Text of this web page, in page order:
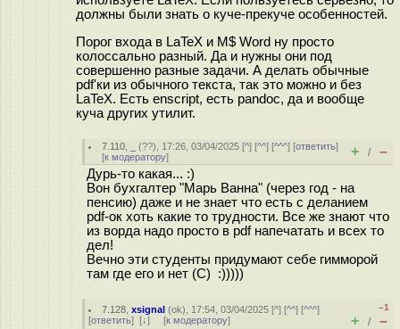
должны были знать о куче-прекуче особенностей.
Порог входа в LaTeX и M$ Word ну просто
колоссально разный. Да и нужны они под
совершенно разные задачи. А делать обычные
pdf'ки из обычного текста, так это можно и без
LaTeX. Есть enscript, есть pandoc, да и вообще
куча других утилит.
7.110 (??), 17:26, 03/04/2025 [^] [^^] [^^^] [ответить]
[к модератору] + / –
Дурь-то какая... :)
Вон бухгалтер "Марь Ванна" (через год - на
пенсию) даже и не знает что есть с деланием
pdf-ок хоть какие то трудности. Все же знают что
из ворда надо просто в pdf напечатать и всех то
дел!
Вечно эти студенты придумают себе гимморой
там где его и нет (С) :)))))
7.128 ,xsignal (ok), 17:54, 03/04/2025 [^] [^^] [^^^]
[ответить] [↓] [к модератору]
–1
+ / –